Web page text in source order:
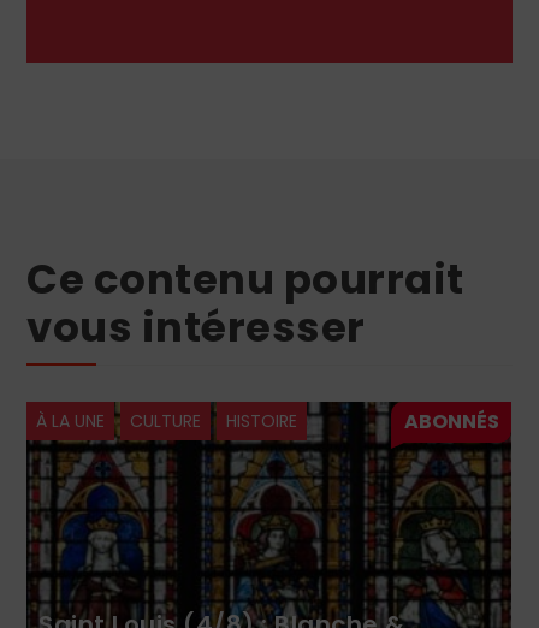
Ce contenu pourrait
vous intéresser
CULTURE HISTOIRE À LA UNE